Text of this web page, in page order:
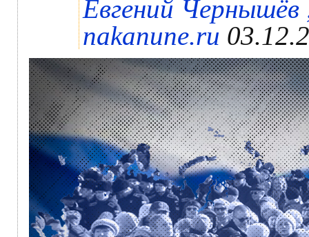
Евгений
nakanune.ru